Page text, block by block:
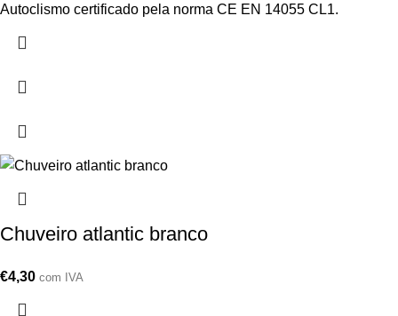
Autoclismo certificado pela norma CE EN 14055 CL1.
Chuveiro atlantic branco
€4,30 com IVA